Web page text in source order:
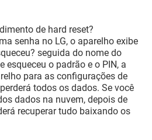
de hard reset?
senha no LG, o aparelho exibe
seguida do nome do
esqueceu o padrão e o PIN, a
para as configurações de
todos os dados. Se você
dados na nuvem, depois de
recuperar tudo baixando os